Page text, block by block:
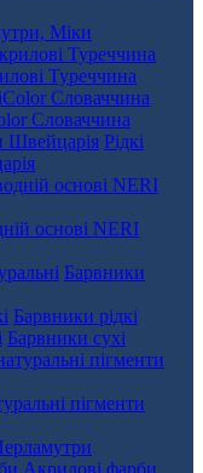
Міки
Туреччина
Словаччина
Рідкі
основі NERI
Барвники
Барвники рідкі
Барвники сухі
пігменти
Акрилові фарби